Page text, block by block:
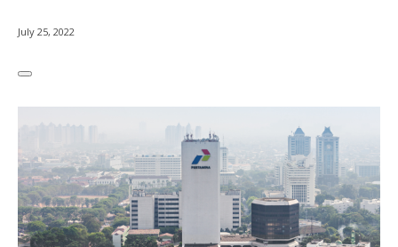
July 25, 2022